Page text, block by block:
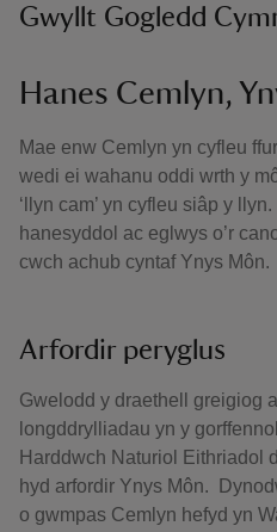
Gwyllt Gogledd
Hanes Cemlyn,
Mae enw Cemlyn yn cyfleu
wedi ei wahanu oddi wrth y
‘llyn cam’ yn cyfleu siâp y
hanesyddol ac eglwys o’r
cwch achub cyntaf Ynys Môn.
Arfordir peryglus
Gwelodd y draethell greigiog
longddrylliadau yn y
Harddwch Naturiol Eithriadol
hyd arfordir Ynys Môn.
o gwmpas Cemlyn hefyd yn